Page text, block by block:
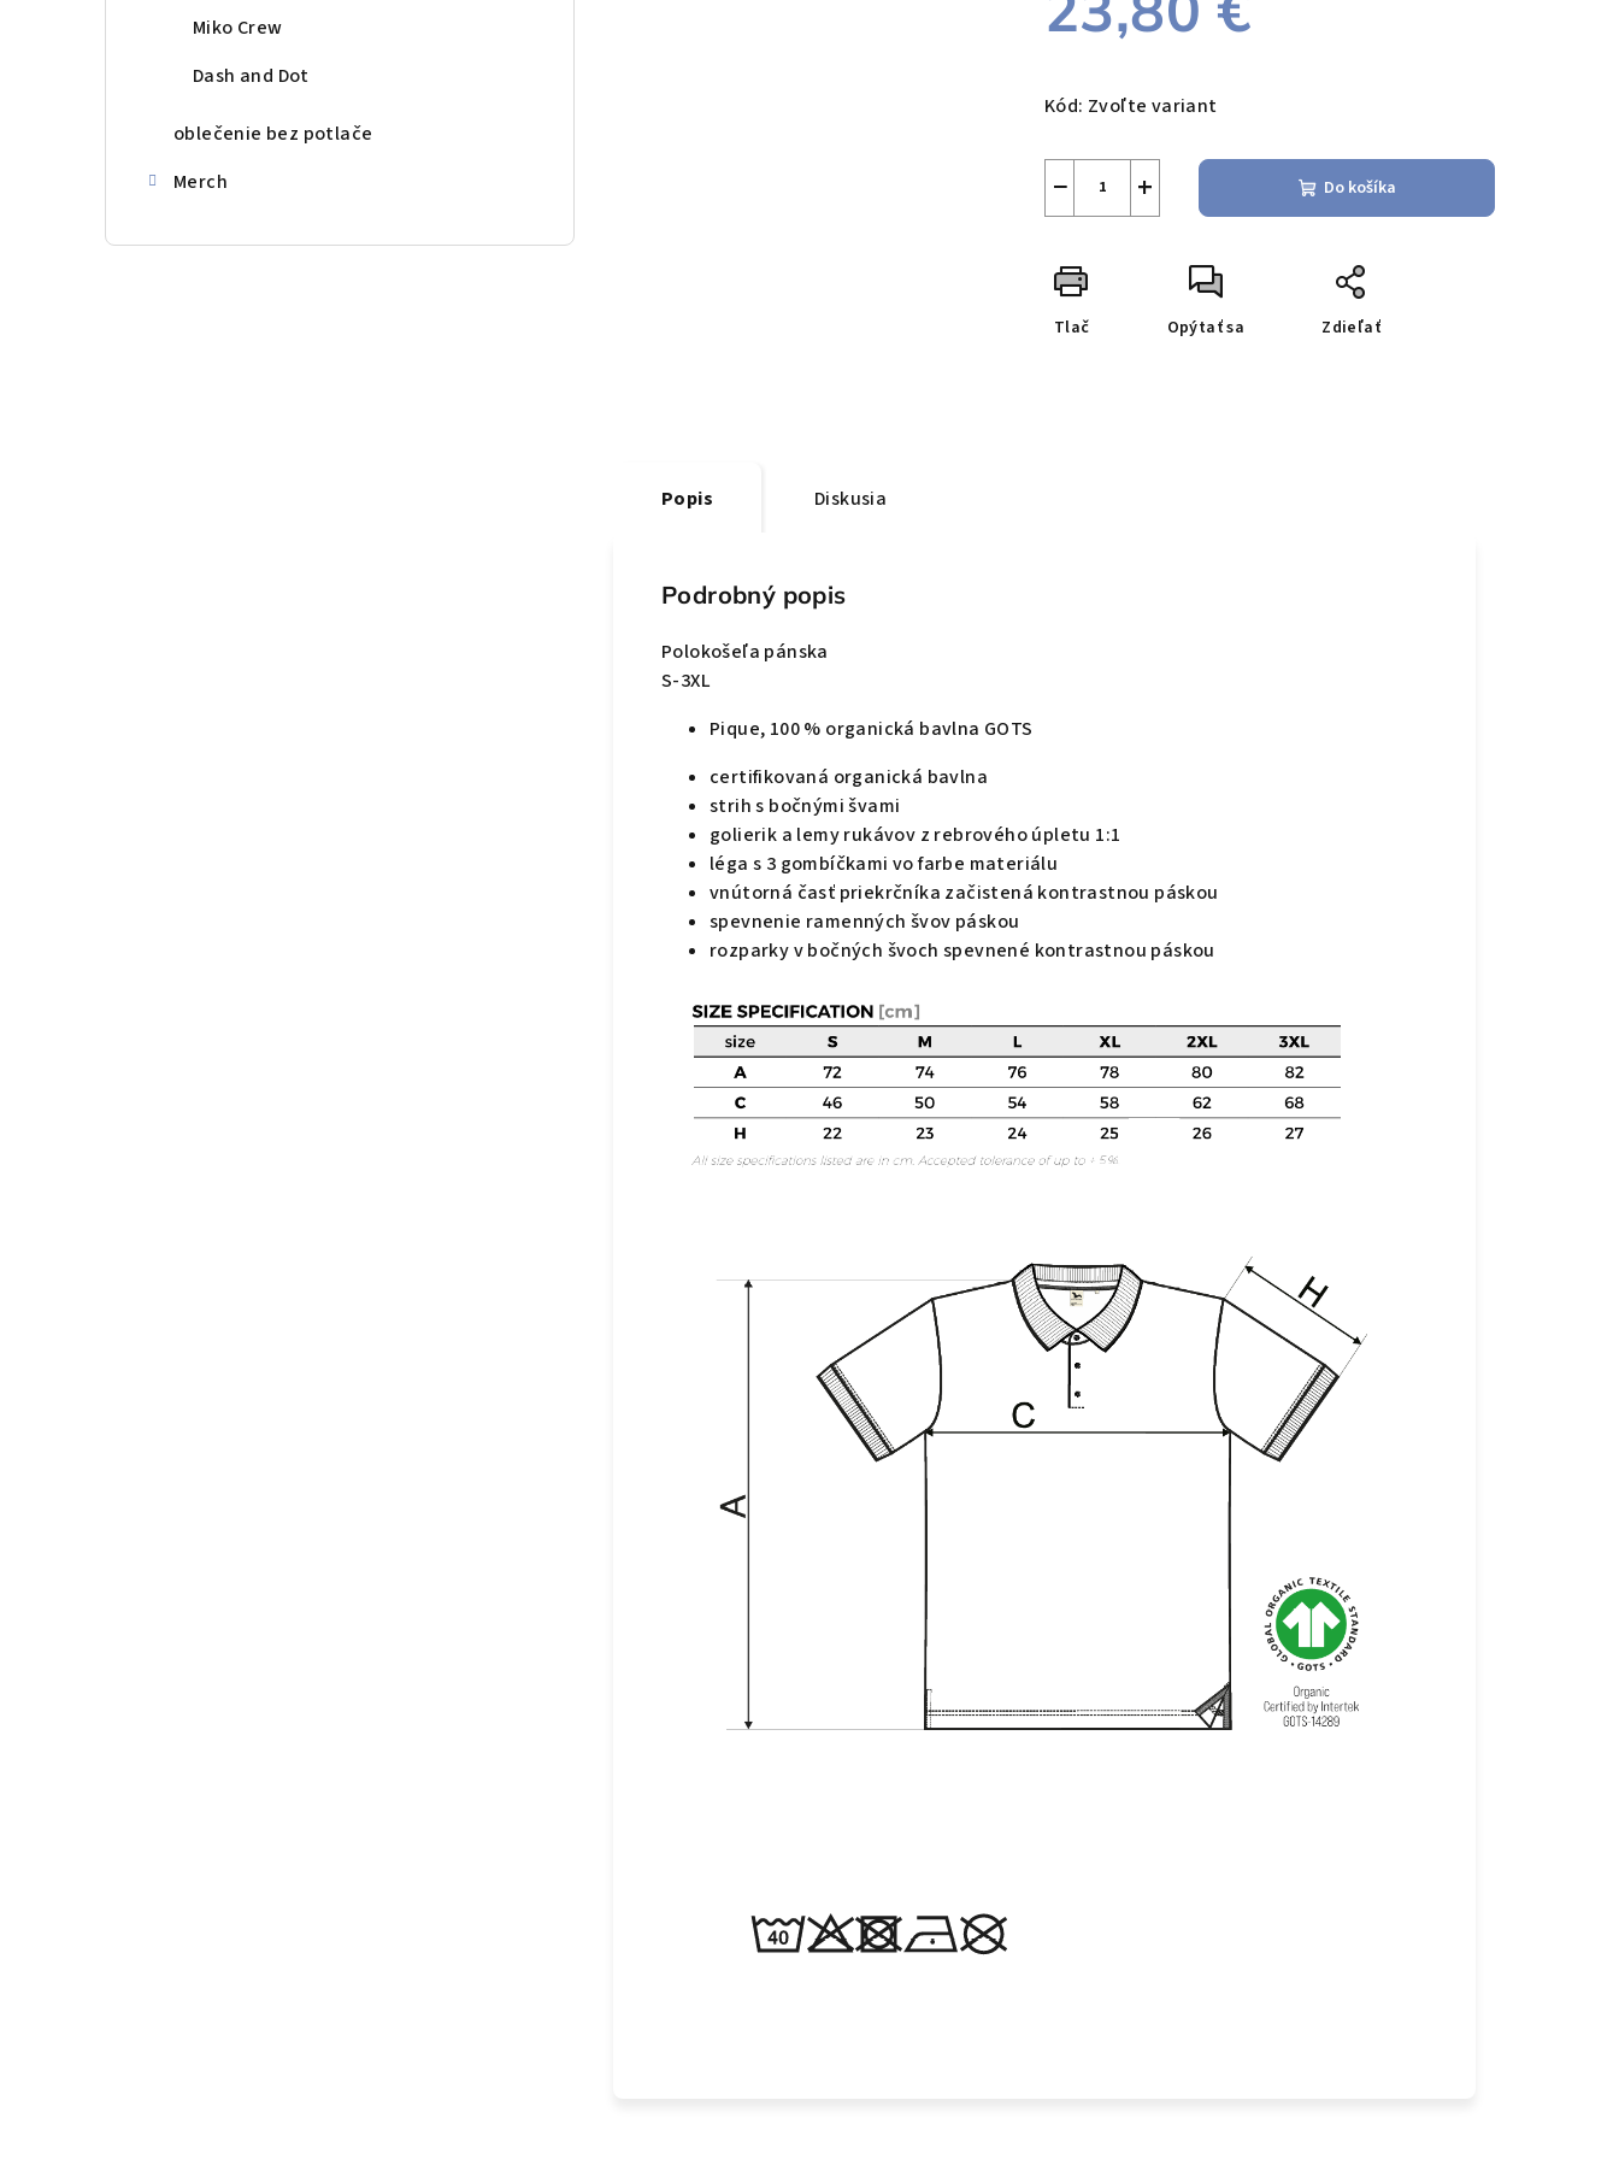
Miko Crew
Dash and Dot
oblečenie bez potlače
Merch
cena:
Kód: Zvoľte variant
+
− Do košíka
Tlač Opýtať sa Zdieľať
Popis Diskusia
Podrobný popis
Polokošeľa pánska
S-3XL
Pique, 100 % organická bavlna GOTS
certifikovaná organická bavlna
strih s bočnými švami
golierik a lemy rukávov z rebrového úpletu 1:1
léga s 3 gombíčkami vo farbe materiálu
vnútorná časť priekrčníka začistená kontrastnou páskou
spevnenie ramenných švov páskou
rozparky v bočných švoch spevnené kontrastnou páskou